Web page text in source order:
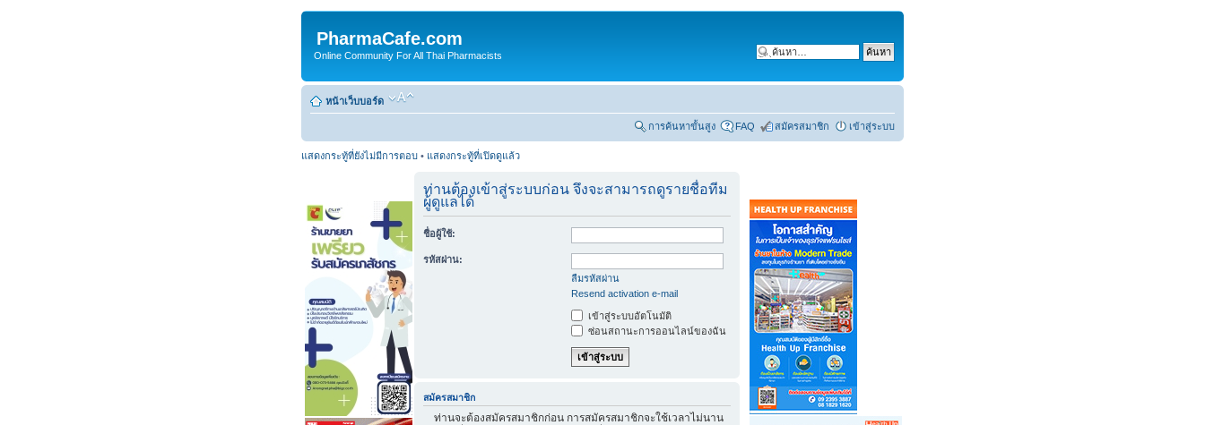
PharmaCafe.com
Online Community For All Thai Pharmacists
หน้าเว็บบอร์ด
การค้นหาขั้นสูง FAQ สมัครสมาชิก เข้าสู่ระบบ
แสดงกระทู้ที่ยังไม่มีการตอบ • แสดงกระทู้ที่เปิดดูแล้ว
ท่านต้องเข้าสู่ระบบก่อน จึงจะสามารถดูรายชื่อทีม
ผู้ดูแลได้
ชื่อผู้ใช้:
รหัสผ่าน:
ลืมรหัสผ่าน
Resend activation e-mail
เข้าสู่ระบบอัตโนมัติ
ซ่อนสถานะการออนไลน์ของฉัน
สมัครสมาชิก
ท่านจะต้องสมัครสมาชิกก่อน การสมัครสมาชิกจะใช้เวลาไม่นาน